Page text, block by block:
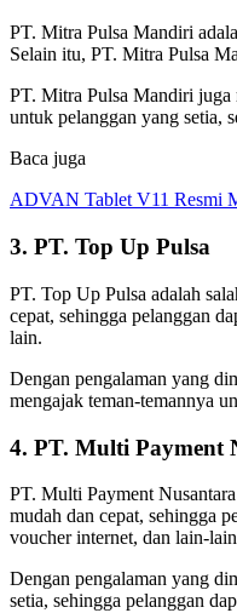
PT. Mitra Pulsa Mandiri
Selain itu, PT. Mitra Pulsa
PT. Mitra Pulsa Mandiri juga
untuk pelanggan yang setia,
Baca juga
ADVAN Tablet V11 Resmi
3. PT. Top Up Pulsa
PT. Top Up Pulsa adalah
cepat, sehingga pelanggan
lain.
Dengan pengalaman yang
mengajak teman-temannya
4. PT. Multi Payment
PT. Multi Payment
mudah dan cepat, sehingga
voucher internet, dan lain-
Dengan pengalaman yang
setia, sehingga pelanggan